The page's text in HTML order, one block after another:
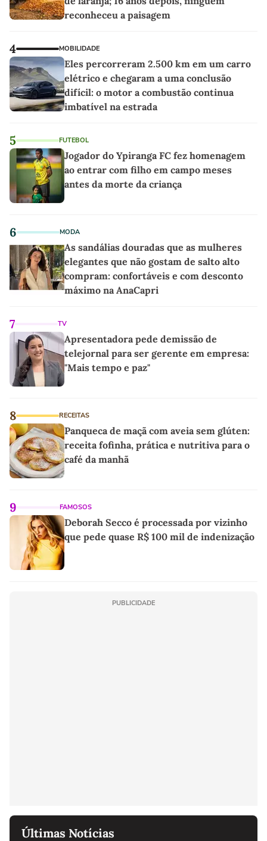
reconheceu a paisagem
4 MOBILIDADE
Eles percorreram 2.500 km em um carro
elétrico e chegaram a uma conclusão
difícil: o motor a combustão continua
imbatível na estrada
5 FUTEBOL
Jogador do Ypiranga FC fez homenagem
ao entrar com filho em campo meses
antes da morte da criança
6 MODA
As sandálias douradas que as mulheres
elegantes que não gostam de salto alto
compram: confortáveis e com desconto
máximo na AnaCapri
7 TV
Apresentadora pede demissão de
telejornal para ser gerente em empresa:
"Mais tempo e paz"
8 RECEITAS
Panqueca de maçã com aveia sem glúten:
receita fofinha, prática e nutritiva para o
café da manhã
9 FAMOSOS
Deborah Secco é processada por vizinho
que pede quase R$ 100 mil de indenização
PUBLICIDADE
Últimas Notícias